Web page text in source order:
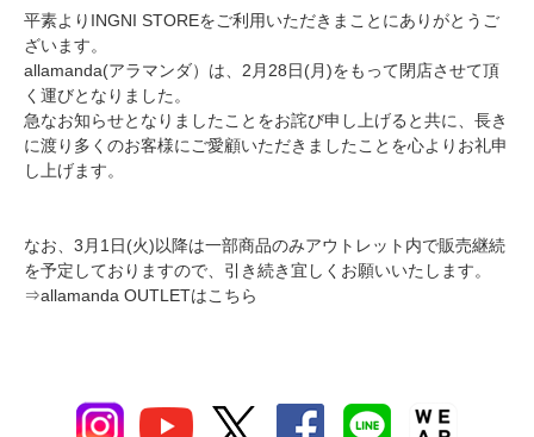
STORE
平素よりINGNI STOREをご利用いただきまことにありがとうご
ざいます。
allamanda(アラマンダ）は、2月28日(月)をもって閉店させて頂
く運びとなりました。
急なお知らせとなりましたことをお詫び申し上げると共に、長き
に渡り多くのお客様にご愛顧いただきましたことを心よりお礼申
し上げます。
なお、3月1日(火)以降は一部商品のみアウトレット内で販売継続
を予定しておりますので、引き続き宜しくお願いいたします。
⇒allamanda OUTLETはこちら